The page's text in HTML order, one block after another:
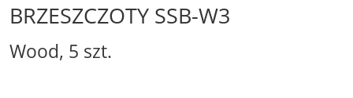
BRZESZCZOTY SSB-W3
Wood, 5 szt.